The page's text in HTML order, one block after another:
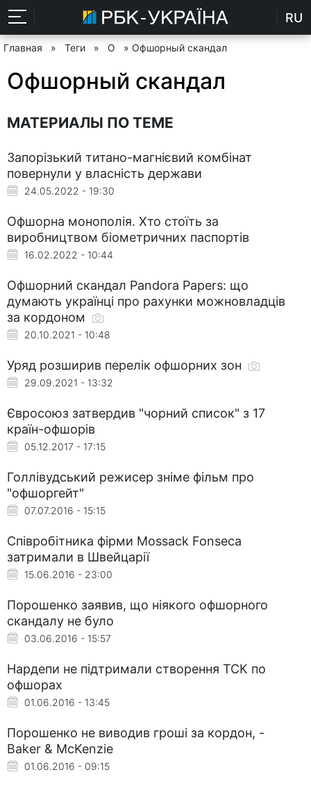
RU
Главная » Теги » О » Офшорный скандал
Офшорный скандал
МАТЕРИАЛЫ ПО ТЕМЕ
Запорізький титано-магнієвий комбінат
повернули у власність держави
24.05.2022 - 19:30
Офшорна монополія. Хто стоїть за
виробництвом біометричних паспортів
16.02.2022 - 10:44
Офшорний скандал Pandora Papers: що
думають українці про рахунки можновладців
за кордоном
20.10.2021 - 10:48
Уряд розширив перелік офшорних зон
29.09.2021 - 13:32
Євросоюз затвердив "чорний список" з 17
країн-офшорів
05.12.2017 - 17:15
Голлівудський режисер зніме фільм про
"офшоргейт"
07.07.2016 - 15:15
Співробітника фірми Mossack Fonseca
затримали в Швейцарії
15.06.2016 - 23:00
Порошенко заявив, що ніякого офшорного
скандалу не було
03.06.2016 - 15:57
Нардепи не підтримали створення ТСК по
офшорах
01.06.2016 - 13:45
Порошенко не виводив гроші за кордон, -
Baker & McKenzie
01.06.2016 - 09:15